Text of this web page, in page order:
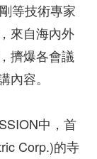
等技術專家
來自海內外
擠爆各會議
容。
中，首
Corp.)的寺